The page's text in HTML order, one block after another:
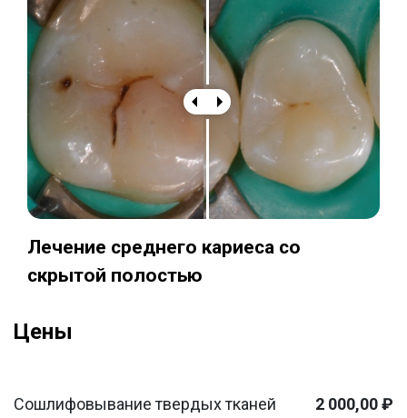
Лечение среднего кариеса со
скрытой полостью
Цены
Сошлифовывание твердых тканей
2 000,00 ₽